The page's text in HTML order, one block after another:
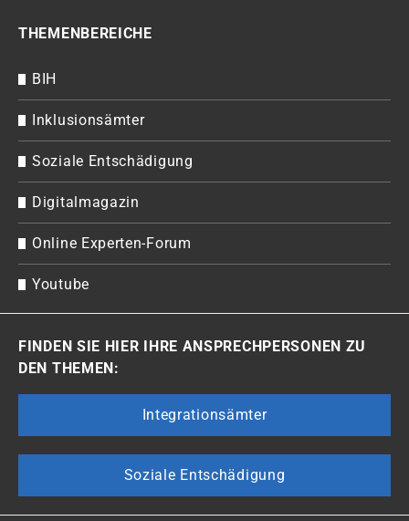
THEMENBEREICHE
BIH
Inklusionsämter
Soziale Entschädigung
Digitalmagazin
Online Experten-Forum
Youtube
FINDEN SIE HIER IHRE ANSPRECHPERSONEN ZU
DEN THEMEN:
Integrationsämter
Soziale Entschädigung